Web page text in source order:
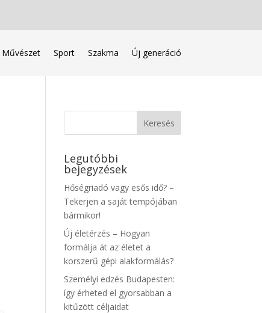
Művészet Sport Szakma Új generáció
Legutóbbi
bejegyzések
Hőségriadó vagy esős idő? –
Tekerjen a saját tempójában
bármikor!
Új életérzés – Hogyan
formálja át az életet a
korszerű gépi alakformálás?
Személyi edzés Budapesten:
így érheted el gyorsabban a
kitűzött céljaidat